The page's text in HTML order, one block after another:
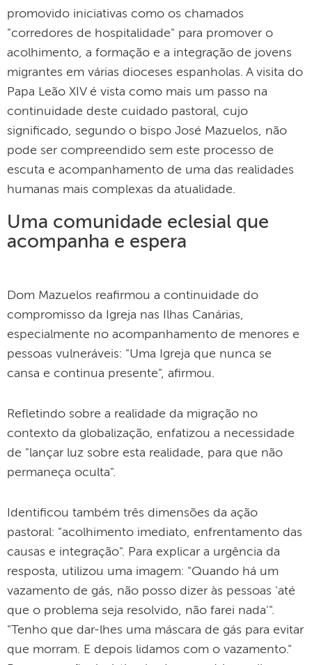
promovido iniciativas como os chamados
"corredores de hospitalidade" para promover o
acolhimento, a formação e a integração de jovens
migrantes em várias dioceses espanholas. A visita do
Papa Leão XIV é vista como mais um passo na
continuidade deste cuidado pastoral, cujo
significado, segundo o bispo José Mazuelos, não
pode ser compreendido sem este processo de
escuta e acompanhamento de uma das realidades
humanas mais complexas da atualidade.
Uma comunidade eclesial que
acompanha e espera
Dom Mazuelos reafirmou a continuidade do
compromisso da Igreja nas Ilhas Canárias,
especialmente no acompanhamento de menores e
pessoas vulneráveis: "Uma Igreja que nunca se
cansa e continua presente", afirmou.
Refletindo sobre a realidade da migração no
contexto da globalização, enfatizou a necessidade
de "lançar luz sobre esta realidade, para que não
permaneça oculta".
Identificou também três dimensões da ação
pastoral: "acolhimento imediato, enfrentamento das
causas e integração". Para explicar a urgência da
resposta, utilizou uma imagem: "Quando há um
vazamento de gás, não posso dizer às pessoas 'até
que o problema seja resolvido, não farei nada'".
"Tenho que dar-lhes uma máscara de gás para evitar
que morram. E depois lidamos com o vazamento."